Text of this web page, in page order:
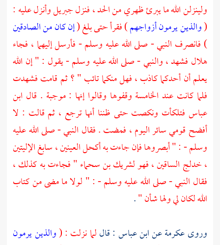
ولينزلن الله ما يبرئ ظهري من الحد ، فنزلجبريلوأنزل عليه :
(والذين يرمون أزواجهم) فقرأ حتى بلغ (إن كان من الصادقين
) فانصرف النبي - صلى الله عليه وسلم - فأرسل إليهما ، فجاء
هلال فشهد ، والنبي - صلى الله عليه وسلم - يقول : " إن الله
يعلم أن أحدكما كاذب ، فهل منكما تائب " ؟ ثم قامت فشهدت
فلما كانت عند الخامسة وقفوها وقالوا إنها : موجبة . قال ابن
عباس فتلكأت ونكصت حتى ظننا أنها ترجع ، ثم قالت : لا
أفضح قومي سائر اليوم ، فمضت . فقال النبي - صلى الله عليه
وسلم - : " أبصروها فإن جاءت به أكحل العينين ، سابغ الإليتين
، خدلج الساقين ، فهولشريك بن سحماء" فجاءت به كذلك ،
فقال النبي - صلى الله عليه وسلم - : " لولا ما مضى من كتاب
الله لكان لي ولها شأن ".
وروىعكرمةعنابن عباس : قاللما نزلت : (والذين يرمون